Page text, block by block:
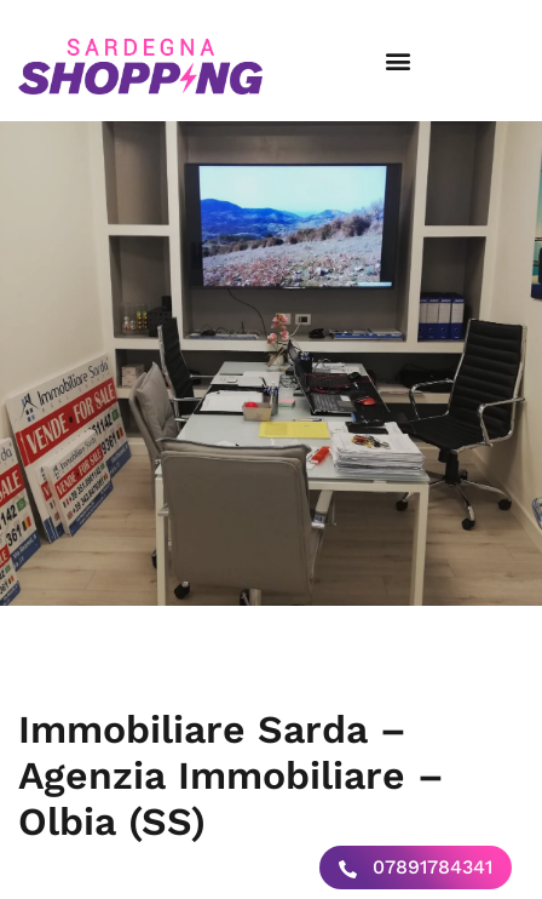
Immobiliare Sarda –
Agenzia Immobiliare –
Olbia (SS)
07891784341